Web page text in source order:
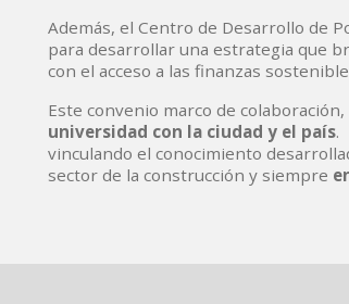
Además, el Centro de Desarrollo de
para desarrollar una estrategia que
con el acceso a las finanzas
Este convenio marco de
universidad con la ciudad y el país.
vinculando el conocimiento
sector de la construcción y siempre